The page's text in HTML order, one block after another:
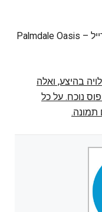
מרכז הבילוי של פארק אואזיס בפאלמדייל – Palmdale Oasis
בהיצע, ואלה
נוכח. על כל
תמונה.